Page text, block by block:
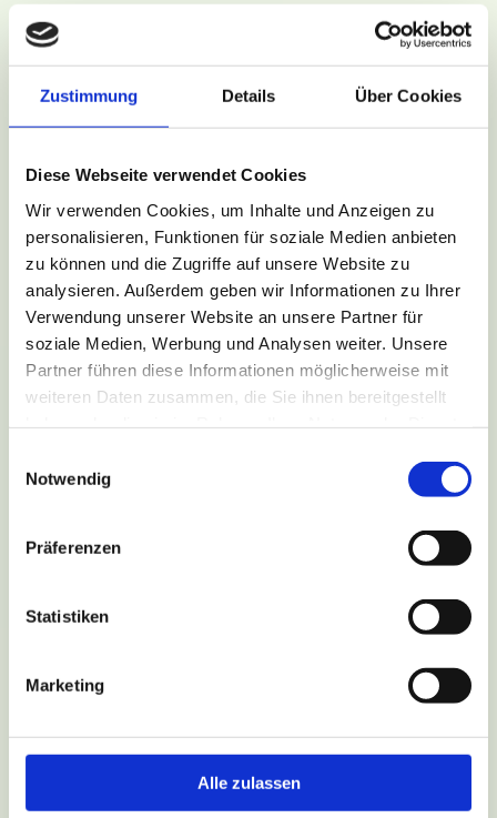
Zustimmung Details Über Cookies
Diese Webseite verwendet Cookies
Wir verwenden Cookies, um Inhalte und Anzeigen zu
personalisieren, Funktionen für soziale Medien anbieten
zu können und die Zugriffe auf unsere Website zu
analysieren. Außerdem geben wir Informationen zu Ihrer
Verwendung unserer Website an unsere Partner für
soziale Medien, Werbung und Analysen weiter. Unsere
Partner führen diese Informationen möglicherweise mit
weiteren Daten zusammen, die Sie ihnen bereitgestellt
Notwendig
Präferenzen
Statistiken
Marketing
Alle zulassen
Galerie Rinder: Masterrind